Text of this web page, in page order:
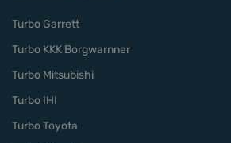
Turbo Garrett
Turbo KKK Borgwarnner
Turbo Mitsubishi
Turbo IHI
Turbo Toyota